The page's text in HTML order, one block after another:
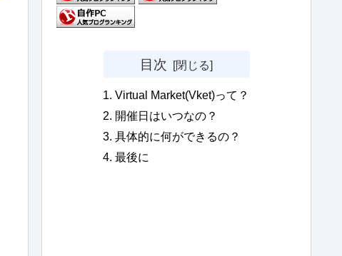
目次
Virtual Market(Vket)って？
開催日はいつなの？
具体的に何ができるの？
最後に